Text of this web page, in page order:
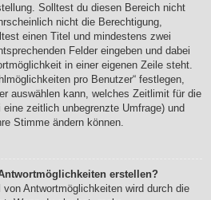
Solltest du diesen Bereich nicht
nicht die Berechtigung,
einen Titel und mindestens zwei
Felder eingeben und dabei
in einer eigenen Zeile steht.
pro Benutzer“ festlegen,
auswählen kann, welches Zeitlimit für die
zeitlich unbegrenzte Umfrage) und
Stimme ändern können.
erstellen?
Antwortmöglichkeiten wird durch die